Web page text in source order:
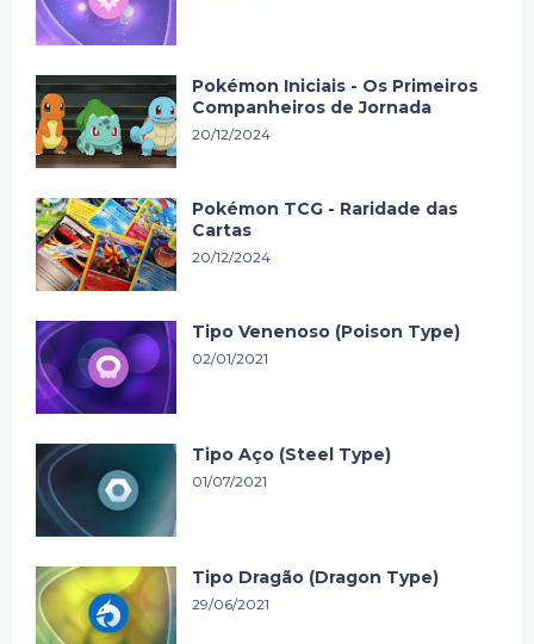
Pokémon Iniciais - Os Primeiros
Companheiros de Jornada
20/12/2024
Pokémon TCG - Raridade das
Cartas
20/12/2024
Tipo Venenoso (Poison Type)
02/01/2021
Tipo Aço (Steel Type)
01/07/2021
Tipo Dragão (Dragon Type)
29/06/2021